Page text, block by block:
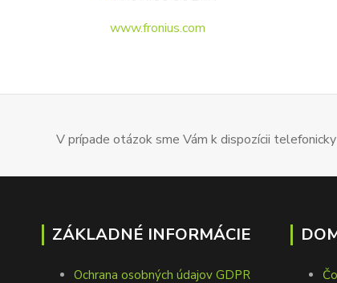
www.fronius.com
V prípade otázok sme Vám k dispozícii
ZÁKLADNÉ INFORMÁCIE
Ochrana osobných údajov GDPR